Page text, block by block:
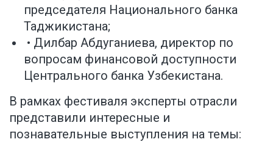
председателя Национального банка
Таджикистана;
• Дилбар Абдуганиева, директор по
вопросам финансовой доступности
Центрального банка Узбекистана.
В рамках фестиваля эксперты отрасли
представили интересные и
познавательные выступления на темы: